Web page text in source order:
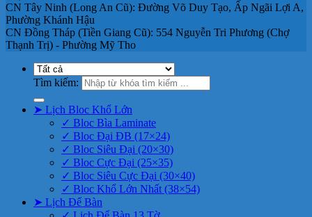
CN Tây Ninh (Long An Cũ): Đường Võ Duy Tạo, Ấp Ngãi Lợi A,
Phường Khánh Hậu
CN Đồng Tháp (Tiền Giang Cũ): 554 Nguyễn Tri Phương (Chợ
Thạnh Trị) - Phường Mỹ Tho
Tìm kiếm:
➤ Lịch Bloc Khổ Lớn
✓ Bloc Bìa Laminate
✓ Bloc Đại ĐB (17×24)
✓ Bloc Siêu Đại (20×30)
✓ Bloc Cực Đại (25×35)
✓ Bloc Siêu Cực Đại (30×40)
✓ Bloc Khổ Lớn Nhất (38×54)
➤ Lịch Để Bàn